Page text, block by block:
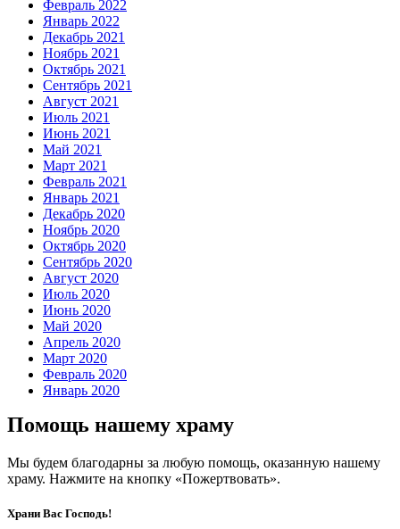
Февраль 2022
Январь 2022
Декабрь 2021
Ноябрь 2021
Октябрь 2021
Сентябрь 2021
Август 2021
Июль 2021
Июнь 2021
Май 2021
Март 2021
Февраль 2021
Январь 2021
Декабрь 2020
Ноябрь 2020
Октябрь 2020
Сентябрь 2020
Август 2020
Июль 2020
Июнь 2020
Май 2020
Апрель 2020
Март 2020
Февраль 2020
Январь 2020
Помощь нашему храму
Мы будем благодарны за любую помощь, оказанную нашему
храму. Нажмите на кнопку «Пожертвовать».
Храни Вас Господь!